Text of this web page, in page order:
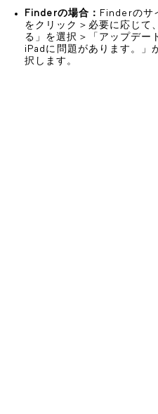
Finderの場合： Finderのサ
をクリック＞必要に応じて
る」を選択＞「アップデー
iPadに問題があります。」
択します。